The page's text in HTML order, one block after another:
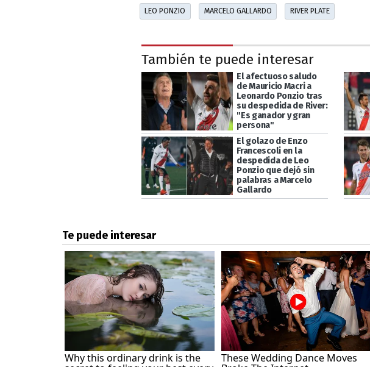
LEO PONZIO MARCELO GALLARDO RIVER PLATE
También te puede interesar
El afectuoso saludo
de Mauricio Macri a
Leonardo Ponzio tras
su despedida de River:
"Es ganador y gran
persona"
El golazo de Enzo
Francescoli en la
despedida de Leo
Ponzio que dejó sin
palabras a Marcelo
Gallardo